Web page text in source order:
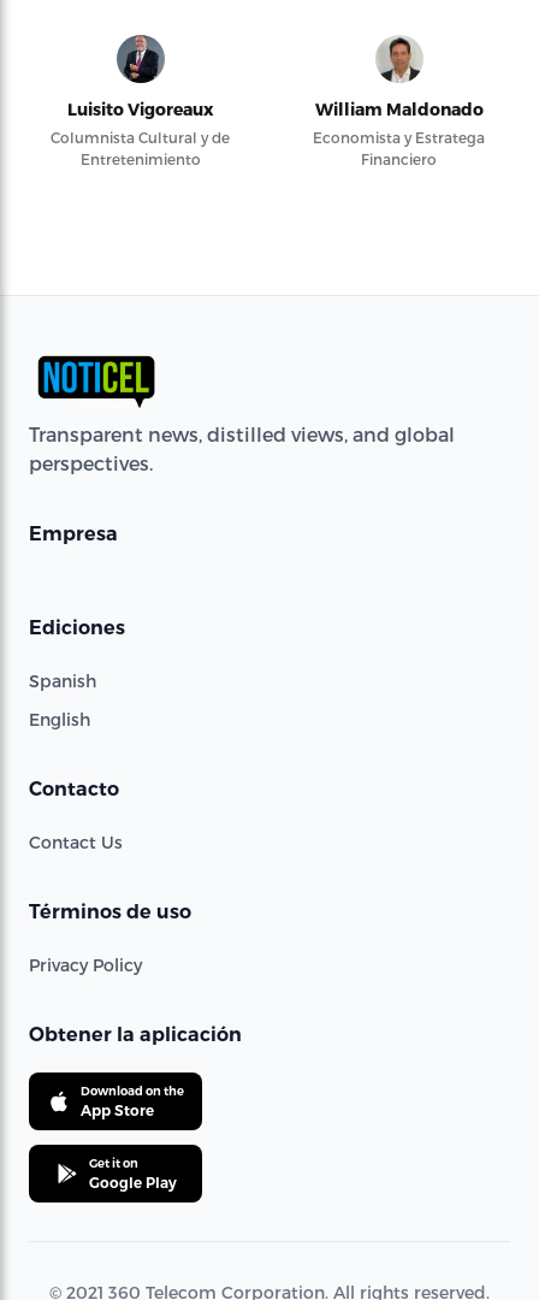
Luisito Vigoreaux
Columnista Cultural y de
Entretenimiento
William Maldonado
Economista y Estratega
Financiero
Transparent news, distilled views, and global
perspectives.
Empresa
Ediciones
Spanish
English
Contacto
Contact Us
Términos de uso
Privacy Policy
Obtener la aplicación
Download on the
App Store
Get it on
Google Play
© 2021 360 Telecom Corporation. All rights reserved.